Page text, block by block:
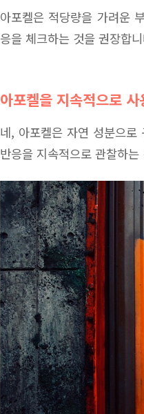
아포켈은 적당량을 가려운
응을 체크하는 것을 권장합
아포켈을 지속적으로
네, 아포켈은 자연 성분으로
반응을 지속적으로 관찰하